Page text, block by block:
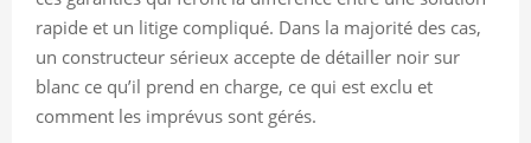
rapide et un litige compliqué. Dans la majorité des cas,
un constructeur sérieux accepte de détailler noir sur
blanc ce qu’il prend en charge, ce qui est exclu et
comment les imprévus sont gérés.